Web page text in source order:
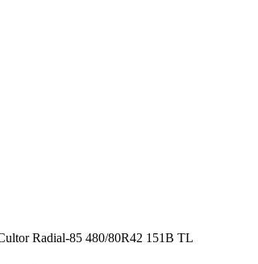
Radial-85 480/80R42 151B TL